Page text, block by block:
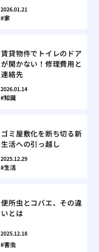
2026.01.21
家
賃貸物件でトイレのドア
が開かない！修理費用と
連絡先
2026.01.14
知識
ゴミ屋敷化を断ち切る新
生活への引っ越し
2025.12.29
生活
便所虫とコバエ、その違
いとは
2025.12.18
害虫